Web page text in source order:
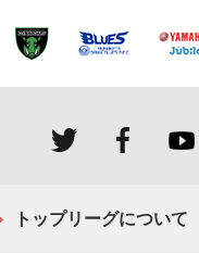
トップリーグについて